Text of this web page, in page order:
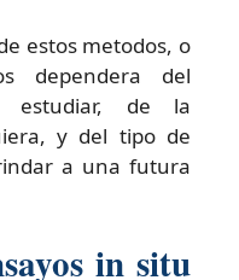
estos metodos, o
dependera del
estudiar, de la
y del tipo de
a una futura
in situ